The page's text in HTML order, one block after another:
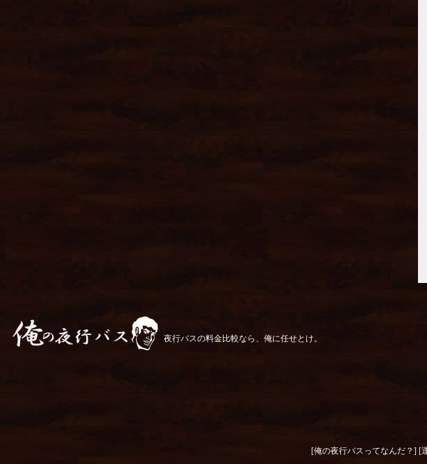
夜行バスの料金比較なら、俺に任せとけ。
[俺の夜行バスってなんだ？] [